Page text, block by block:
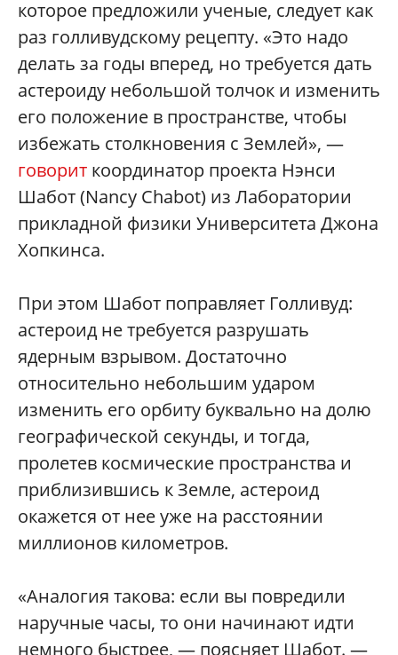
которое предложили ученые, следует как
раз голливудскому рецепту. «Это надо
делать за годы вперед, но требуется дать
астероиду небольшой толчок и изменить
его положение в пространстве, чтобы
избежать столкновения с Землей», —
говорит координатор проекта Нэнси
Шабот (Nancy Chabot) из Лаборатории
прикладной физики Университета Джона
Хопкинса.
При этом Шабот поправляет Голливуд:
астероид не требуется разрушать
ядерным взрывом. Достаточно
относительно небольшим ударом
изменить его орбиту буквально на долю
географической секунды, и тогда,
пролетев космические пространства и
приблизившись к Земле, астероид
окажется от нее уже на расстоянии
миллионов километров.
«Аналогия такова: если вы повредили
наручные часы, то они начинают идти
немного быстрее, — поясняет Шабот. —